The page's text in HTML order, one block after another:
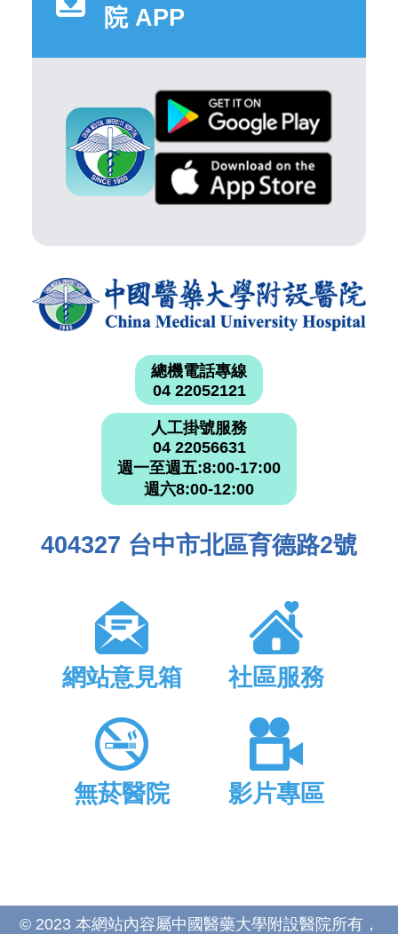
院 APP
總機電話專線
04 22052121
人工掛號服務
04 22056631
週一至週五:8:00-17:00
週六8:00-12:00
404327 台中市北區育德路2號
網站意見箱 社區服務
無菸醫院 影片專區
© 2023 本網站內容屬中國醫藥大學附設醫院所有，